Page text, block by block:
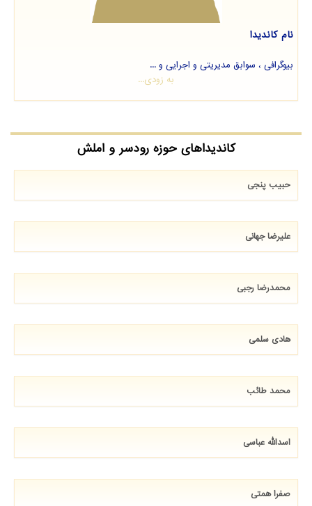
نام کاندیدا
بیوگرافی ، سوابق مدیریتی و اجرایی و ...
به زودی...
کاندیداهای حوزه رودسر و املش
حبیب پنجی
علیرضا جهانی
محمدرضا رجبی
هادی سلمی
محمد طائب
اسدالله عباسی
صفرا همتی